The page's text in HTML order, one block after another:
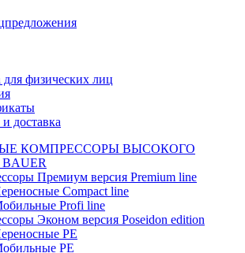
физических лиц
доставка
КОМПРЕССОРЫ ВЫСОКОГО
Премиум версия Premium line
Compact line
Profi line
Эконом версия Poseidon edition
PE
PE